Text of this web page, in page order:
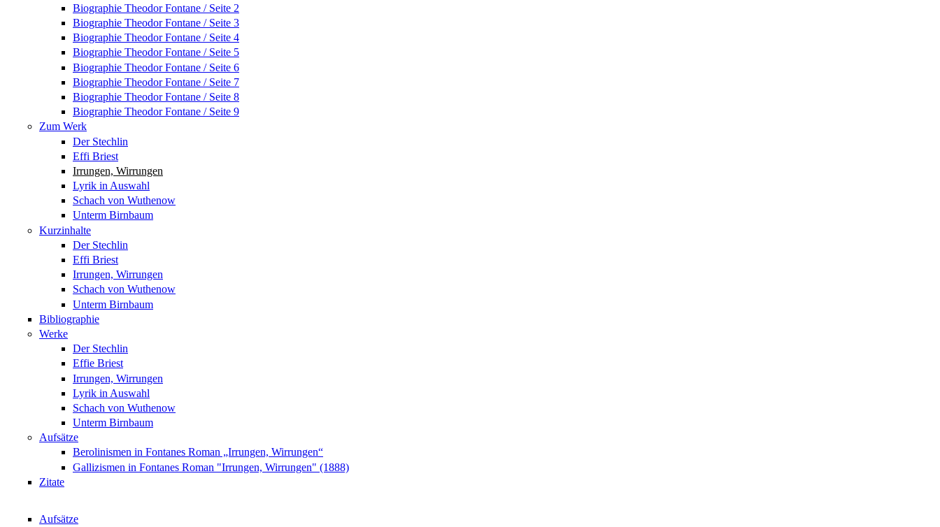
Biographie Theodor Fontane / Seite 2
Biographie Theodor Fontane / Seite 3
Biographie Theodor Fontane / Seite 4
Biographie Theodor Fontane / Seite 5
Biographie Theodor Fontane / Seite 6
Biographie Theodor Fontane / Seite 7
Biographie Theodor Fontane / Seite 8
Biographie Theodor Fontane / Seite 9
Zum Werk
Der Stechlin
Effi Briest
Irrungen, Wirrungen
Lyrik in Auswahl
Schach von Wuthenow
Unterm Birnbaum
Kurzinhalte
Der Stechlin
Effi Briest
Irrungen, Wirrungen
Schach von Wuthenow
Unterm Birnbaum
Bibliographie
Werke
Der Stechlin
Effie Briest
Irrungen, Wirrungen
Lyrik in Auswahl
Schach von Wuthenow
Unterm Birnbaum
Aufsätze
Berolinismen in Fontanes Roman „Irrungen, Wirrungen“
Gallizismen in Fontanes Roman "Irrungen, Wirrungen" (1888)
Zitate
Aufsätze